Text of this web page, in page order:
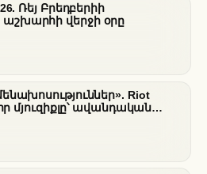
Ռեյ Բրեդբերիի
վերջի օրը
Riot
մյուզիքլը՝ ավանդական
նոր վերաիմաստավորում